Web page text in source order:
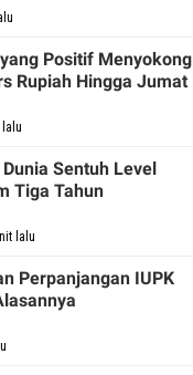
Positif Menyokong
Rupiah Hingga Jumat
Sentuh Level
Tiga Tahun
lalu
Perpanjangan IUPK